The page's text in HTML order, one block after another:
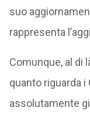
suo
rappresenta
Comunque, al di
quanto riguarda
assolutamente